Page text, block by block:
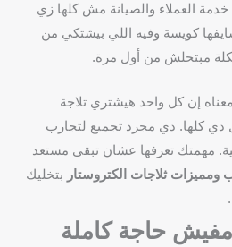
العملاء والصيانة مش كلها زي
كويسة وفيه اللي بيشتكي من
مبتحلش من أول مرة.
إن كل واحد هيشتري تلاجة
دي كلها. دي مجرد تجميع لتجارب
مهمتك تعرفها عشان تبقى مستعد
ومميزات ثلاجات الكتروستار بتخليك
حاجة كاملة